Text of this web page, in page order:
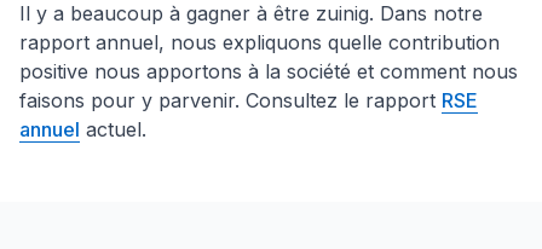
Il y a beaucoup à gagner à être zuinig. Dans notre
rapport annuel, nous expliquons quelle contribution
positive nous apportons à la société et comment nous
faisons pour y parvenir. Consultez le rapport RSE
annuel actuel.